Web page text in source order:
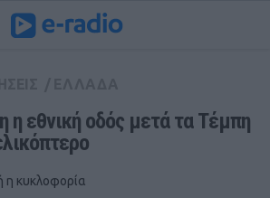
η εθνική οδός μετά τα Τέμπη
η κυκλοφορία